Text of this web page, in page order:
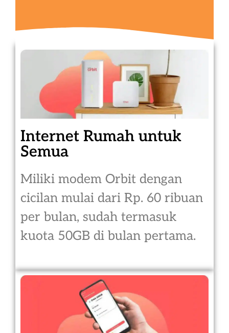
Internet Rumah untuk
Semua
Miliki modem Orbit dengan
cicilan mulai dari Rp. 60 ribuan
per bulan, sudah termasuk
kuota 50GB di bulan pertama.